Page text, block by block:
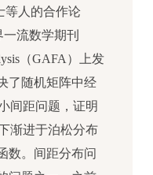
人的合作论
一流数学期刊
（GAFA）上发
了随机矩阵中经
间距问题，证明
渐进于泊松分布
数。间距分布问